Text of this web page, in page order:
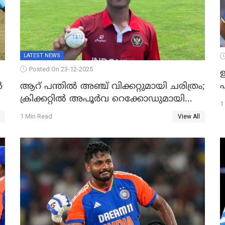
LATEST NEWS
Posted On 23-12-2025
ആറ് പന്തിൽ അഞ്ച് വിക്കറ്റുമായി ചരിത്രം;
ക്രിക്കറ്റിൽ അപൂർവ റെക്കോഡുമായി
ഇന്തോനേഷ്യൻ താരം
1 Min Read View All
1